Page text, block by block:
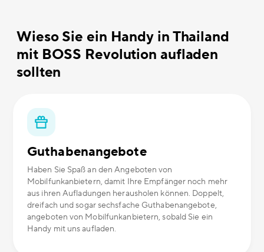
Wieso Sie ein Handy in Thailand
mit BOSS Revolution aufladen
sollten
Guthabenangebote
Haben Sie Spaß an den Angeboten von
Mobilfunkanbietern, damit Ihre Empfänger noch mehr
aus ihren Aufladungen herausholen können. Doppelt,
dreifach und sogar sechsfache Guthabenangebote,
angeboten von Mobilfunkanbietern, sobald Sie ein
Handy mit uns aufladen.